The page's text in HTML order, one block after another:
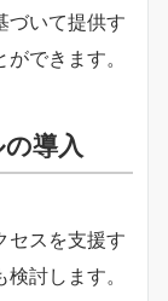
づいて提供す
できます。
導入
セスを支援す
討します。